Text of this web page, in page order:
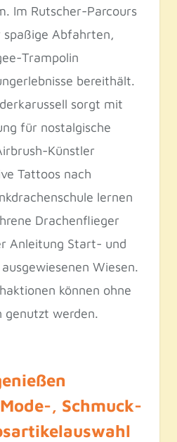
Im Rutscher-Parcours
spaßige Abfahrten,
Trampolin
bereithält.
sorgt mit
für nostalgische
Künstler
Tattoos nach
lernen
Drachenflieger
Anleitung Start- und
Wiesen.
können ohne
genutzt werden.
, Schmuck-